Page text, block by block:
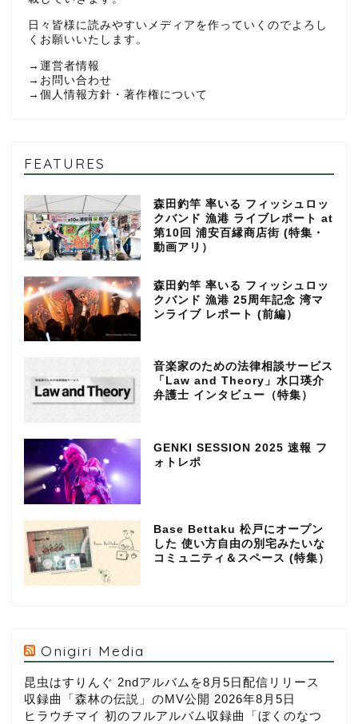
日々皆様に読みやすいメディアを作っていくのでよろし
くお願いいたします。
→ 運営者情報
→ お問い合わせ
→ 個人情報方針・著作権について
FEATURES
森田釣竿 率いる フィッシュロッ
クバンド 漁港 ライブレポート at
第10回 浦安百縁商店街 (特集・
動画アリ）
森田釣竿 率いる フィッシュロッ
クバンド 漁港 25周年記念 湾マ
ンライブ レポート (前編）
音楽家のための法律相談サービス
「Law and Theory」水口瑛介
弁護士 インタビュー（特集）
GENKI SESSION 2025 速報 フ
ォトレポ
Base Bettaku 松戸にオープン
した 使い方自由の別宅みたいな
コミュニティ＆スペース (特集）
Onigiri Media
昆虫はすりんぐ 2ndアルバムを8月5日配信リリース
収録曲「森林の伝説」のMV公開 2026年8月5日
ヒラウチマイ 初のフルアルバム収録曲「ぼくのなつ